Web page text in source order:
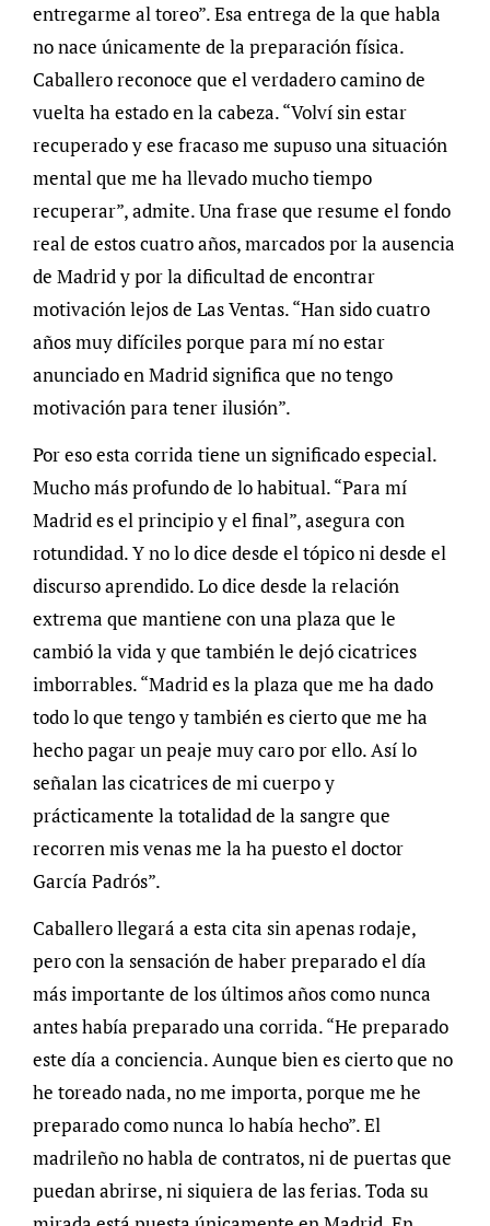
entregarme al toreo”. Esa entrega de la que habla
no nace únicamente de la preparación física.
Caballero reconoce que el verdadero camino de
vuelta ha estado en la cabeza. “Volví sin estar
recuperado y ese fracaso me supuso una situación
mental que me ha llevado mucho tiempo
recuperar”, admite. Una frase que resume el fondo
real de estos cuatro años, marcados por la ausencia
de Madrid y por la dificultad de encontrar
motivación lejos de Las Ventas. “Han sido cuatro
años muy difíciles porque para mí no estar
anunciado en Madrid significa que no tengo
motivación para tener ilusión”.
Por eso esta corrida tiene un significado especial.
Mucho más profundo de lo habitual. “Para mí
Madrid es el principio y el final”, asegura con
rotundidad. Y no lo dice desde el tópico ni desde el
discurso aprendido. Lo dice desde la relación
extrema que mantiene con una plaza que le
cambió la vida y que también le dejó cicatrices
imborrables. “Madrid es la plaza que me ha dado
todo lo que tengo y también es cierto que me ha
hecho pagar un peaje muy caro por ello. Así lo
señalan las cicatrices de mi cuerpo y
prácticamente la totalidad de la sangre que
recorren mis venas me la ha puesto el doctor
García Padrós”.
Caballero llegará a esta cita sin apenas rodaje,
pero con la sensación de haber preparado el día
más importante de los últimos años como nunca
antes había preparado una corrida. “He preparado
este día a conciencia. Aunque bien es cierto que no
he toreado nada, no me importa, porque me he
preparado como nunca lo había hecho”. El
madrileño no habla de contratos, ni de puertas que
puedan abrirse, ni siquiera de las ferias. Toda su